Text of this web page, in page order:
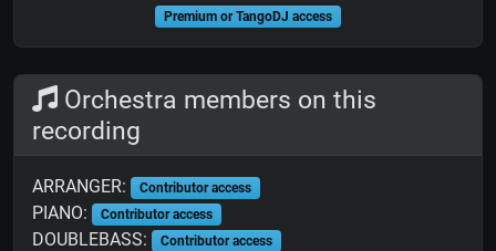
Premium or TangoDJ access
Orchestra members on this
recording
ARRANGER: Contributor access
PIANO: Contributor access
DOUBLEBASS: Contributor access